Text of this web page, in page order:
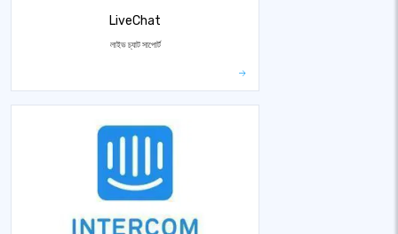
LiveChat
লাইভ চ্যাট সাপোর্ট